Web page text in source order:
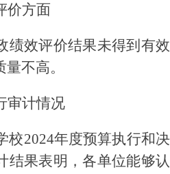
价方面
绩效评价结果未得到有效
不高。
审计情况
校2024年度预算执行和决
结果表明 ，各单位能够认